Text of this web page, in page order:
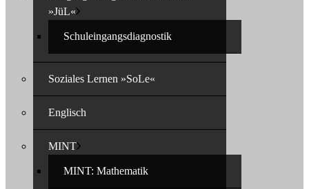
»JüL«
Schuleingangsdiagnostik
Soziales Lernen »SoLe«
Englisch
MINT
MINT: Mathematik